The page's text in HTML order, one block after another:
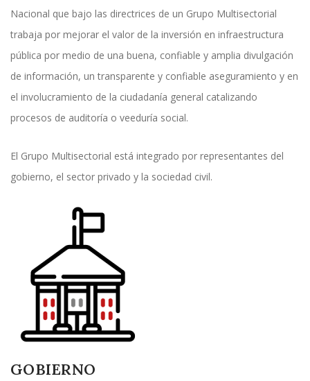
Nacional que bajo las directrices de un Grupo Multisectorial
trabaja por mejorar el valor de la inversión en infraestructura
pública por medio de una buena, confiable y amplia divulgación
de información, un transparente y confiable aseguramiento y en
el involucramiento de la ciudadanía general catalizando
procesos de auditoría o veeduría social.
El Grupo Multisectorial está integrado por representantes del
gobierno, el sector privado y la sociedad civil.
GOBIERNO